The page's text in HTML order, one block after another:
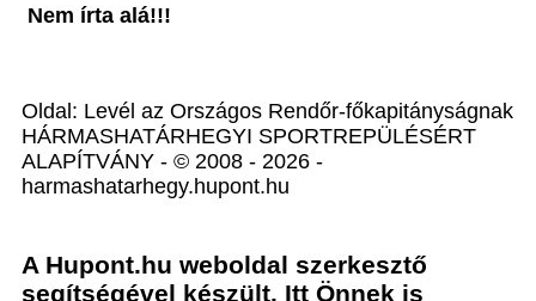
Nem írta alá!!!
Oldal: Levél az Országos Rendőr-főkapitányságnak
HÁRMASHATÁRHEGYI SPORTREPÜLÉSÉRT
ALAPÍTVÁNY - © 2008 - 2026 -
harmashatarhegy.hupont.hu
A Hupont.hu weboldal szerkesztő
segítségével készült. Itt Önnek is